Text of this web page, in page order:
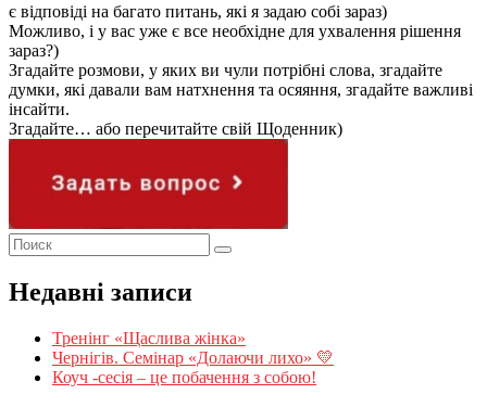
є відповіді на багато питань, які я задаю собі зараз)
Можливо, і у вас уже є все необхідне для ухвалення рішення
зараз?)
Згадайте розмови, у яких ви чули потрібні слова, згадайте
думки, які давали вам натхнення та осяяння, згадайте важливі
інсайти.
Згадайте… або перечитайте свій Щоденник)
Недавні записи
Тренінг «Щаслива жінка»
Чернігів. Семінар «Долаючи лихо» 💛
Коуч -сесія – це побачення з собою!